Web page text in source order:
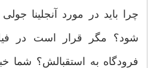
چرا باید در مورد آنجلینا
شود؟ مگر قرار است در
فرودگاه به استقبالش؟ شما